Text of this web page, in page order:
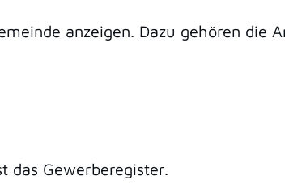
anzeigen. Dazu gehören die
das Gewerberegister.